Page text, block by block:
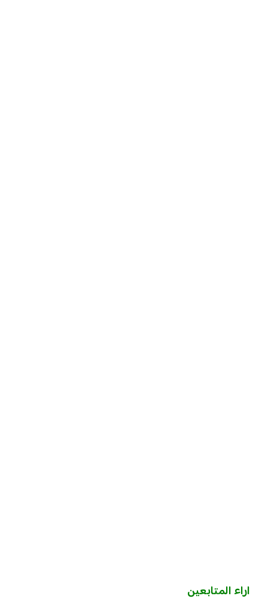
اراء المتابعين